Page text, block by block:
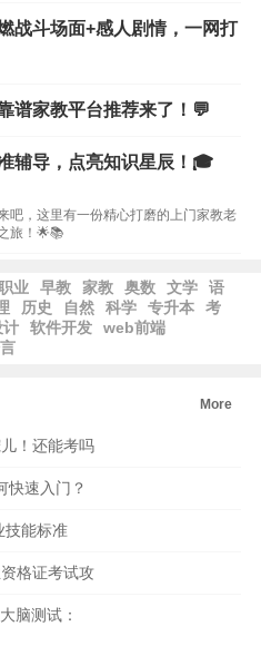
战斗场面+感人剧情，一网打
谱家教平台推荐来了！💬
辅导，点亮知识星辰！🎓
吧，这里有一份精心打磨的上门家教老
旅！🌟📚
业 早教 家教 奥数 文学
语
历史 自然 科学 专升本
考
计 软件开发
web前端
More
！还能考吗
快速入门？
技能标准
格证考试攻
脑测试：